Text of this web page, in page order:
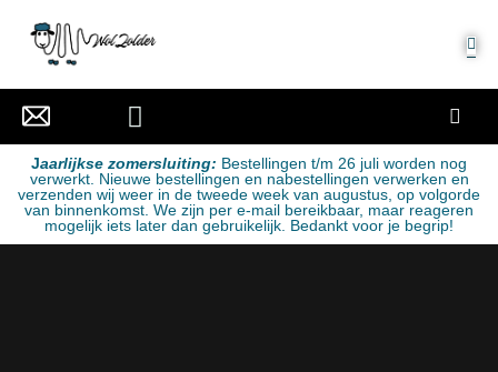
Jaarlijkse zomersluiting: Bestellingen t/m 26 juli worden nog
verwerkt. Nieuwe bestellingen en nabestellingen verwerken en
verzenden wij weer in de tweede week van augustus, op volgorde
van binnenkomst. We zijn per e-mail bereikbaar, maar reageren
mogelijk iets later dan gebruikelijk. Bedankt voor je begrip!